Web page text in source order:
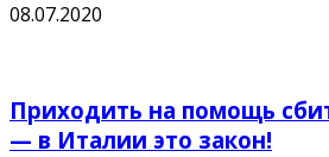
08.07.2020
Приходить на помощь
— в Италии это закон!